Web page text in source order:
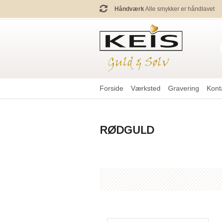
HåndværkAlle smykker er håndlavet
Forside Værksted Gravering
RØDGULD